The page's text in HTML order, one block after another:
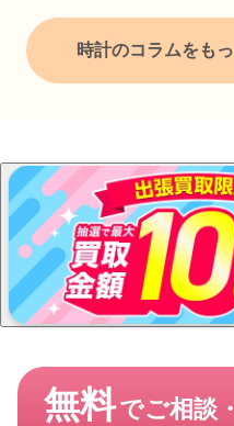
時計のコラムをも
無料でご相談・